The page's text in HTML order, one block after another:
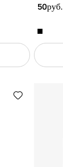
50руб.